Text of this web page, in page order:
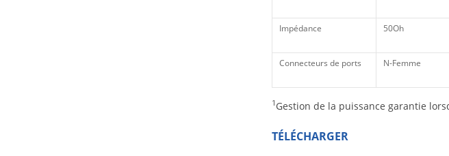
Impédance 50Oh
Connecteurs de ports N-Femme
1 Gestion de la puissance garantie
TÉLÉCHARGER